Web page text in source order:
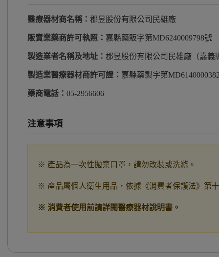
醫療器材商名稱： 郡昱股份有限公司民雄廠
販賣業藥商許可執照： 嘉縣藥販字第MD6240009798號
製造業者名稱及地址： 郡昱股份有限公司民雄廠（嘉義
製造業醫療器材商許可證： 嘉縣藥製字第
藥商電話： 05-2956606
注意事項
※ 產品為一次性拋棄口罩，請勿改裝或洗滌。
※ 產品屬個人衛生用品，依據《消費者保護法》第
※ 消費者使用前請詳閱醫療器材說明書。